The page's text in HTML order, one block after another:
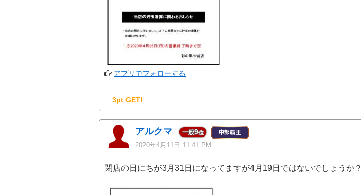
アプリでフォローする
3pt GET!
アルクマ 一般9位
2020年4月11日 11:41 PM
閉店の日にちが3月31日になってますが4月19日ではないでしょうか？